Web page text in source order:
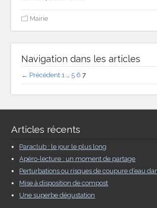
Mairie
Navigation dans les articles
← Précédent 1 5 6 7
Articles récents
Paraclub : le jour le plus long
Apéro-lecture : un moment de partage
Perturbations ou risques de coupure d’eau
Mise à disposition de compost
Une superbe dégustation